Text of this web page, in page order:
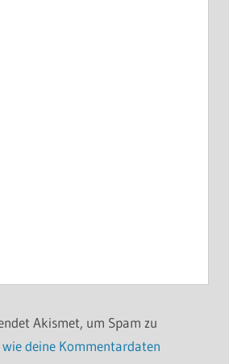
Akismet, um Spam zu
wie deine Kommentardaten